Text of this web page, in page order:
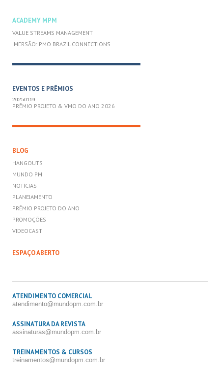
ACADEMY MPM
VALUE STREAMS MANAGEMENT
IMERSÃO: PMO BRAZIL CONNECTIONS
EVENTOS E PRÊMIOS
20250119
PRÊMIO PROJETO & VMO DO ANO 2026
BLOG
HANGOUTS
MUNDO PM
NOTÍCIAS
PLANEJAMENTO
PRÊMIO PROJETO DO ANO
PROMOÇÕES
VIDEOCAST
ESPAÇO ABERTO
ATENDIMENTO COMERCIAL
atendimento@mundopm.com.br
ASSINATURA DA REVISTA
assinaturas@mundopm.com.br
TREINAMENTOS & CURSOS
treinamentos@mundopm.com.br